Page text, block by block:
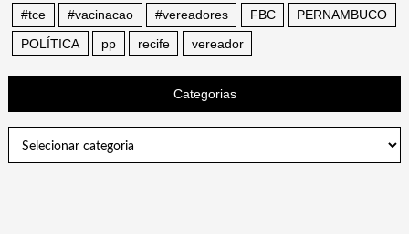
#tce
#vacinacao #vereadores FBC
PERNAMBUCO
POLÍTICA
pp recife vereador
Categorias